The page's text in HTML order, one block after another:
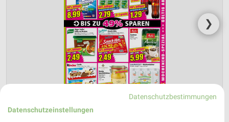
❯
Datenschutzbestimmungen
Datenschutzeinstellungen